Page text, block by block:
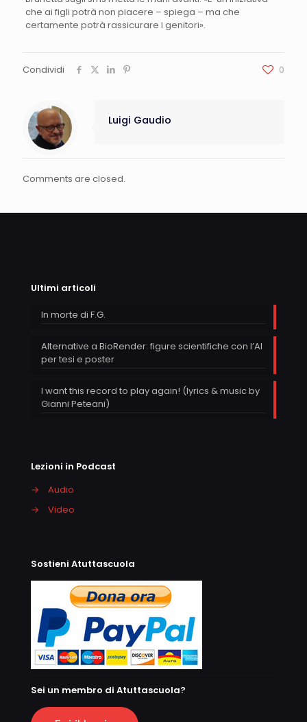
che ai figli potrà non piacere – spiega – ma che
certamente potrà rassicurare i genitori».
Condividi 0
Luigi Gaudio
Comments are closed.
Ultimi articoli
In morte di F.G.
Alternative a BioRender: figure scientifiche con l’AI
per tesi e poster
I want this record to play again! (lyrics & music by
Gianni Peteani)
Lezioni in Podcast
→
Audio
→
Video
Sostieni Atuttascuola
Sei un membro di Atuttascuola?